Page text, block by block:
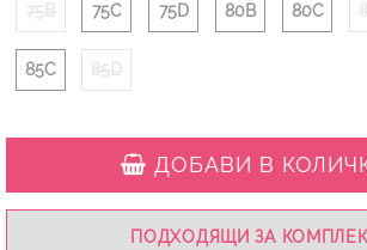
75B 75C 75D 80B 80C
85C 85D
ДОБАВИ В
ПОДХОДЯЩИ ЗА